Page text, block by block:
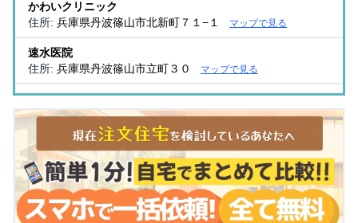
かわいクリニック
住所: 兵庫県丹波篠山市北新町７１−１ マップで見る
速水医院
住所: 兵庫県丹波篠山市立町３０ マップで見る
細見クリニック
住所:兵庫県丹波篠山市大熊６４ マップで見る
兵庫医科大学ささやま医療センター
住所:兵庫県丹波篠山市黒岡5番地 マップで見る
栖田内科
住所:兵庫県丹波篠山市黒岡１８４ マップで見る